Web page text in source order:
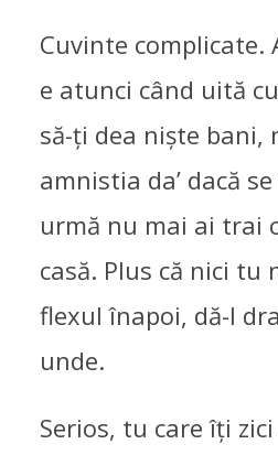
Cuvinte complicate.
e atunci când uită
să-ți dea niște bani,
amnistia da’ dacă
urmă nu mai ai trai
casă. Plus că nici tu
flexul înapoi, dă-l
unde.
Serios, tu care îți zici